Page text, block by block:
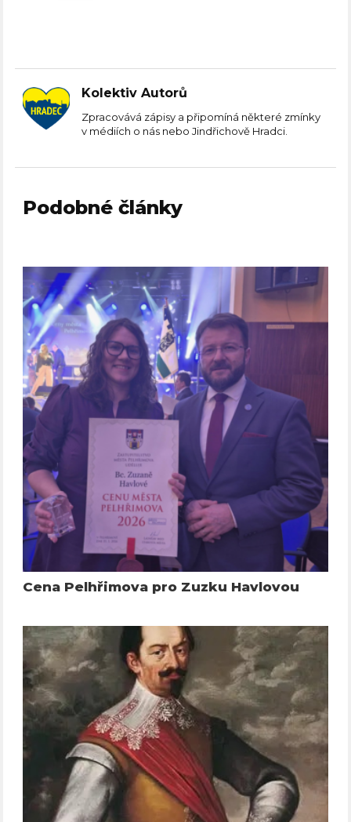
Kolektiv Autorů
Zpracovává zápisy a připomíná některé zmínky
v médiích o nás nebo Jindřichově Hradci.
Podobné články
Cena Pelhřimova pro Zuzku Havlovou